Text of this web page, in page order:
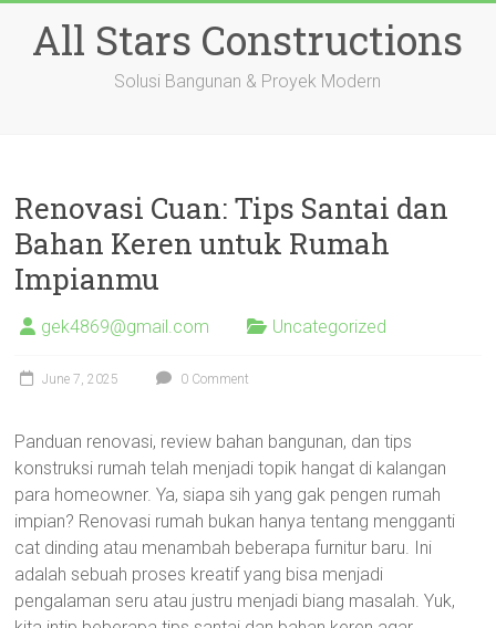
contentAll Stars Constructions
Solusi Bangunan & Proyek Modern
Renovasi Cuan: Tips Santai dan
Bahan Keren untuk Rumah
Impianmu
gek4869@gmail.com Uncategorized
June 7, 2025 0 Comment
Panduan renovasi, review bahan bangunan, dan tips
konstruksi rumah telah menjadi topik hangat di kalangan
para homeowner. Ya, siapa sih yang gak pengen rumah
impian? Renovasi rumah bukan hanya tentang mengganti
cat dinding atau menambah beberapa furnitur baru. Ini
adalah sebuah proses kreatif yang bisa menjadi
pengalaman seru atau justru menjadi biang masalah. Yuk,